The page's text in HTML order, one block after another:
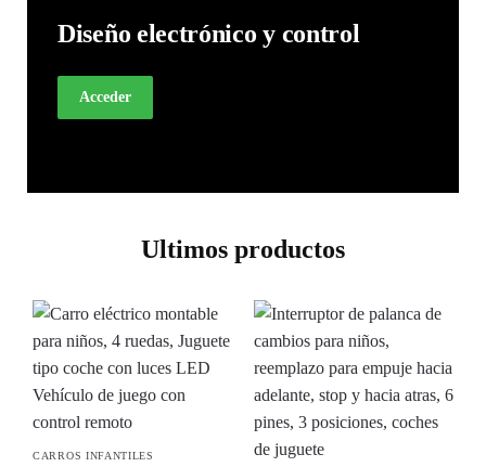
Diseño electrónico y control
Acceder
Ultimos productos
CARROS INFANTILES